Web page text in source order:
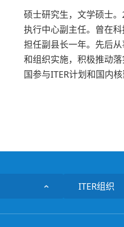
硕士研究生，文学硕士
执行中心副主任。曾在
担任副县长一年。先后
和组织实施，积极推动
国参与ITER计划和国内
ITER组织